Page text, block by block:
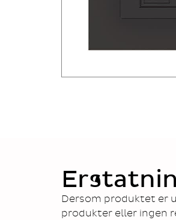
Dersom produktet er
produkter eller ingen